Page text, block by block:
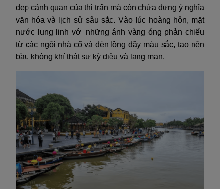
đẹp cảnh quan của thị trấn mà còn chứa đựng ý nghĩa
văn hóa và lịch sử sâu sắc. Vào lúc hoàng hôn, mặt
nước lung linh với những ánh vàng óng phản chiếu
từ các ngôi nhà cổ và đèn lồng đầy màu sắc, tạo nên
bầu không khí thật sự kỳ diệu và lãng mạn.